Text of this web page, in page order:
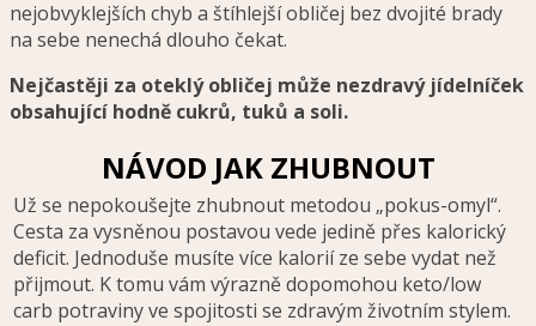
nejobvyklejších chyb a štíhlejší obličej bez dvojité brady
na sebe nenechá dlouho čekat.
Nejčastěji za oteklý obličej může nezdravý jídelníček
obsahující hodně cukrů, tuků a soli.
NÁVOD JAK ZHUBNOUT
Už se nepokoušejte zhubnout metodou „pokus-omyl“.
Cesta za vysněnou postavou vede jedině přes kalorický
deficit. Jednoduše musíte více kalorií ze sebe vydat než
přijmout. K tomu vám výrazně dopomohou keto/low
carb potraviny ve spojitosti se zdravým životním stylem.